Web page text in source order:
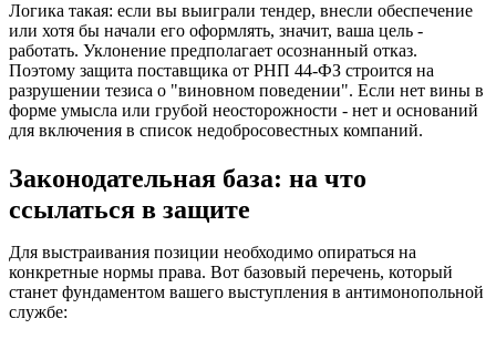
Логика такая: если вы выиграли тендер, внесли обеспечение
или хотя бы начали его оформлять, значит, ваша цель -
работать. Уклонение предполагает осознанный отказ.
Поэтому защита поставщика от РНП 44-ФЗ строится на
разрушении тезиса о "виновном поведении". Если нет вины в
форме умысла или грубой неосторожности - нет и оснований
для включения в список недобросовестных компаний.
Законодательная база: на что
ссылаться в защите
Для выстраивания позиции необходимо опираться на
конкретные нормы права. Вот базовый перечень, который
станет фундаментом вашего выступления в антимонопольной
службе: